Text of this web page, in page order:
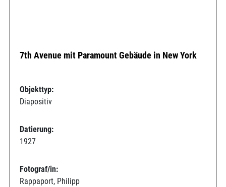
7th Avenue mit Paramount Gebäude in New York
Objekttyp:
Diapositiv
Datierung:
1927
Fotograf/in:
Rappaport, Philipp